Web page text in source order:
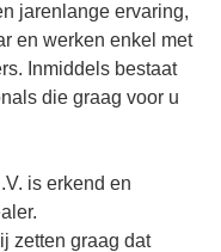
jarenlange ervaring,
en werken enkel met
Inmiddels bestaat
die graag voor u
is erkend en
zetten graag dat